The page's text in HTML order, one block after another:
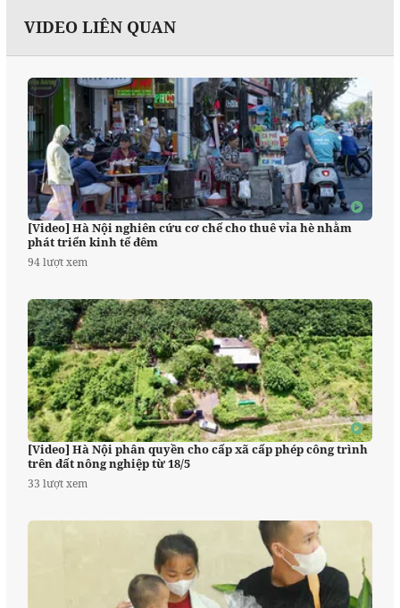
VIDEO LIÊN QUAN
[Video] Hà Nội nghiên cứu cơ chế cho thuê vỉa hè nhằm
phát triển kinh tế đêm
94 lượt xem
[Video] Hà Nội phân quyền cho cấp xã cấp phép công trình
trên đất nông nghiệp từ 18/5
33 lượt xem